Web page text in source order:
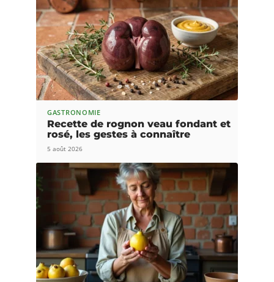
GASTRONOMIE
Recette de rognon veau fondant et
rosé, les gestes à connaître
5 août 2026